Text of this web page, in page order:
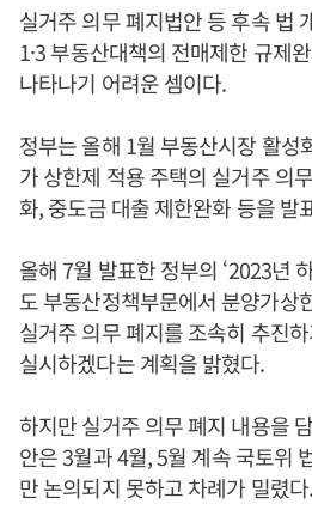
실거주 의무 폐지법안 등 후속 법
1·3 부동산대책의 전매제한 규제
나타나기 어려운 셈이다.
정부는 올해 1월 부동산시장 활성
가 상한제 적용 주택의 실거주 의
화, 중도금 대출 제한완화 등을 발
올해 7월 발표한 정부의 ‘2023년
도 부동산정책부문에서 분양가상
실거주 의무 폐지를 조속히 추진
실시하겠다는 계획을 밝혔다.
하지만 실거주 의무 폐지 내용을
안은 3월과 4월, 5월 계속 국토위
만 논의되지 못하고 차례가 밀렸다.